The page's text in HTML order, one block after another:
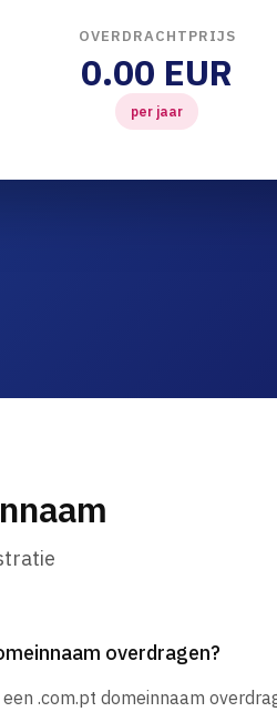
OVERDRACHTPRIJS
0.00 EUR
per jaar
overdragen?
.com.pt domeinnaam